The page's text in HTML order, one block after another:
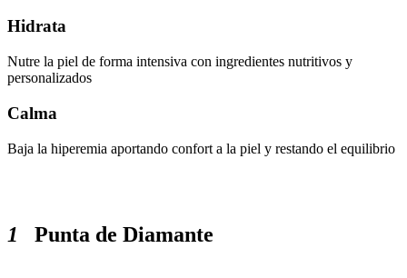
Hidrata
Nutre la piel de forma intensiva con ingredientes nutritivos y
personalizados
Calma
Baja la hiperemia aportando confort a la piel y restando el equilibrio
1 Punta de Diamante